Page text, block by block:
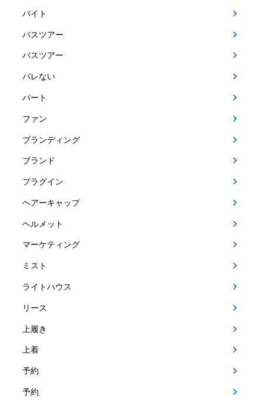
バイト
バスツアー
バスツアー
バレない
パート
ファン
ブランディング
ブランド
プラグイン
ヘアーキャップ
ヘルメット
マーケティング
ミスト
ライトハウス
リース
上履き
上着
予約
予約